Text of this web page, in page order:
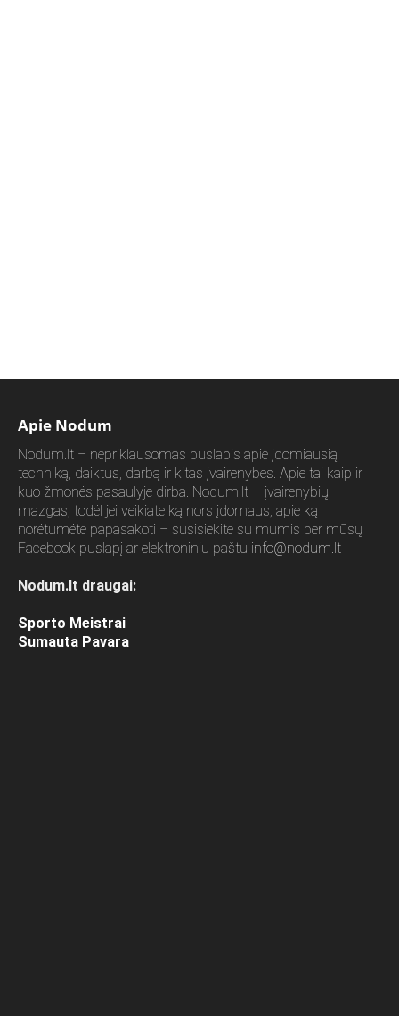
Apie Nodum
Nodum.lt – nepriklausomas puslapis apie įdomiausią
techniką, daiktus, darbą ir kitas įvairenybes. Apie tai kaip ir
kuo žmonės pasaulyje dirba. Nodum.lt – įvairenybių
mazgas, todėl jei veikiate ką nors įdomaus, apie ką
norėtumėte papasakoti – susisiekite su mumis per mūsų
Facebook puslapį ar elektroniniu paštu info@nodum.lt
Nodum.lt draugai:
Sporto Meistrai
Sumauta Pavara